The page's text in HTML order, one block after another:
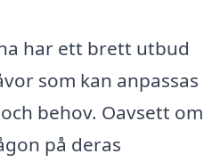
har ett brett utbud
som kan anpassas
behov. Oavsett om
på deras